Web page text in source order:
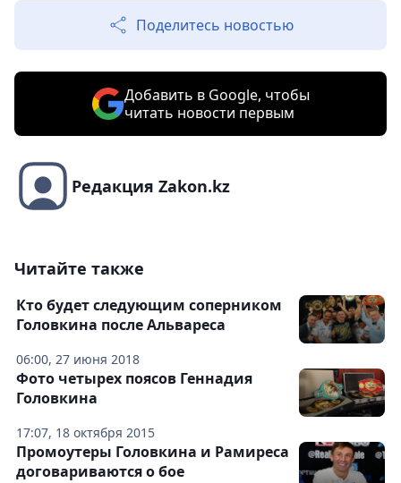
Поделитесь новостью
Добавить в Google, чтобы
читать новости первым
Редакция Zakon.kz
Читайте также
06:00, 27 июня 2018
Кто будет следующим соперником
Головкина после Альвареса
17:07, 18 октября 2015
Фото четырех поясов Геннадия
Головкина
Промоутеры Головкина и Рамиреса
договариваются о бое